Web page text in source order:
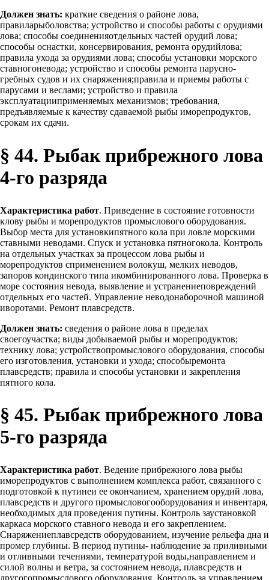
Должен знать: краткие сведения о районе лова,
правиларыболовства; устройство и способы работы с орудиями
лова; способы соединенияотдельных частей орудий лова;
способы оснастки, консервирования, ремонта орудийлова;
правила ухода за орудиями лова; способы установки морского
ставногоневода; устройство и способы ремонта парусно-
гребных судов и их снаряжения;правила и приемы работы с
парусами и веслами; устройство и правила
эксплуатацииприменяемых механизмов; требования,
предъявляемые к качеству сдаваемой рыбы иморепродуктов,
срокам их сдачи.
§ 44. Рыбак прибрежного лова
4-го разряда
Характеристика работ. Приведение в состояние готовности
клову рыбы и морепродуктов промыслового оборудования.
Выбор места для установкипятного кола при ловле морскими
ставными неводами. Спуск и установка пятногокола. Контроль
на отдельных участках за процессом лова рыбы и
морепродуктов сприменением волокуш, мелких неводов,
запоров кондинского типа икомбинированного лова. Проверка в
море состояния невода, выявление и устранениеповреждений
отдельных его частей. Управление неводонаборочной машиной
иворотами. Ремонт плавсредств.
Должен знать: сведения о районе лова в пределах
своегоучастка; виды добываемой рыбы и морепродуктов;
технику лова; устройствопромыслового оборудования, способы
его изготовления, установки и ухода; способыремонта
плавсредств; правила и способы установки и закрепления
пятного кола.
§ 45. Рыбак прибрежного лова
5-го разряда
Характеристика работ. Ведение прибрежного лова рыбы
иморепродуктов с выполнением комплекса работ, связанного с
подготовкой к путинеи ее окончанием, хранением орудий лова,
плавсредств и другого промысловогооборудования и инвентаря,
необходимых для проведения путины. Контроль заустановкой
каркаса морского ставного невода и его закреплением.
Снаряжениеплавсредств оборудованием, изучение рельефа дна и
промер глубины. В период путины- наблюдение за приливными
и отливными течениями, температурой воды,направлением и
силой волны и ветра, за состоянием невода, плавсредств и
другогопромыслового оборудования. Контроль за управлением